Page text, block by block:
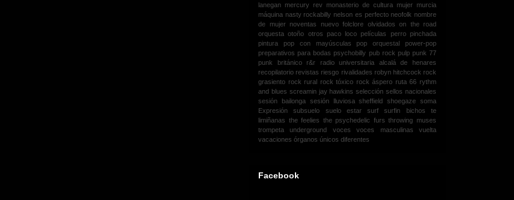
lanegan mercury rev monasterio de cultura mujer murcia
máquina nasty rockabilly nelson es perfecto neofolk nombre
de mujer
noventas nuevo folclore olvidados on the road
orquesta
otoño otros paco loco películas perro
pinchada
pintura
pop con mayúsculas pop orquestal
power-pop
preparativos para bodas psychobilly pub rock pulp punk 77
punk británico
r&r
radio universitaria alcalá de henares
recopilatorio revistas riesgo rivalidades robyn hitchcock rock
grasiento rock rural rock tóxico rock áspero ruta 66 rythm
and blues screamin jay hawkins selección sellos nacionales
sesión bailonga
sesión lluviosa sheffield shoegaze soma
Expresión
subsuelo suelo estar surf surfin bichos
te
limiñanas the feelies the psychedelic furs throwing muses
trompeta
underground voces voces masculinas
vuelta
vacaciones órganos únicos diferentes
Facebook